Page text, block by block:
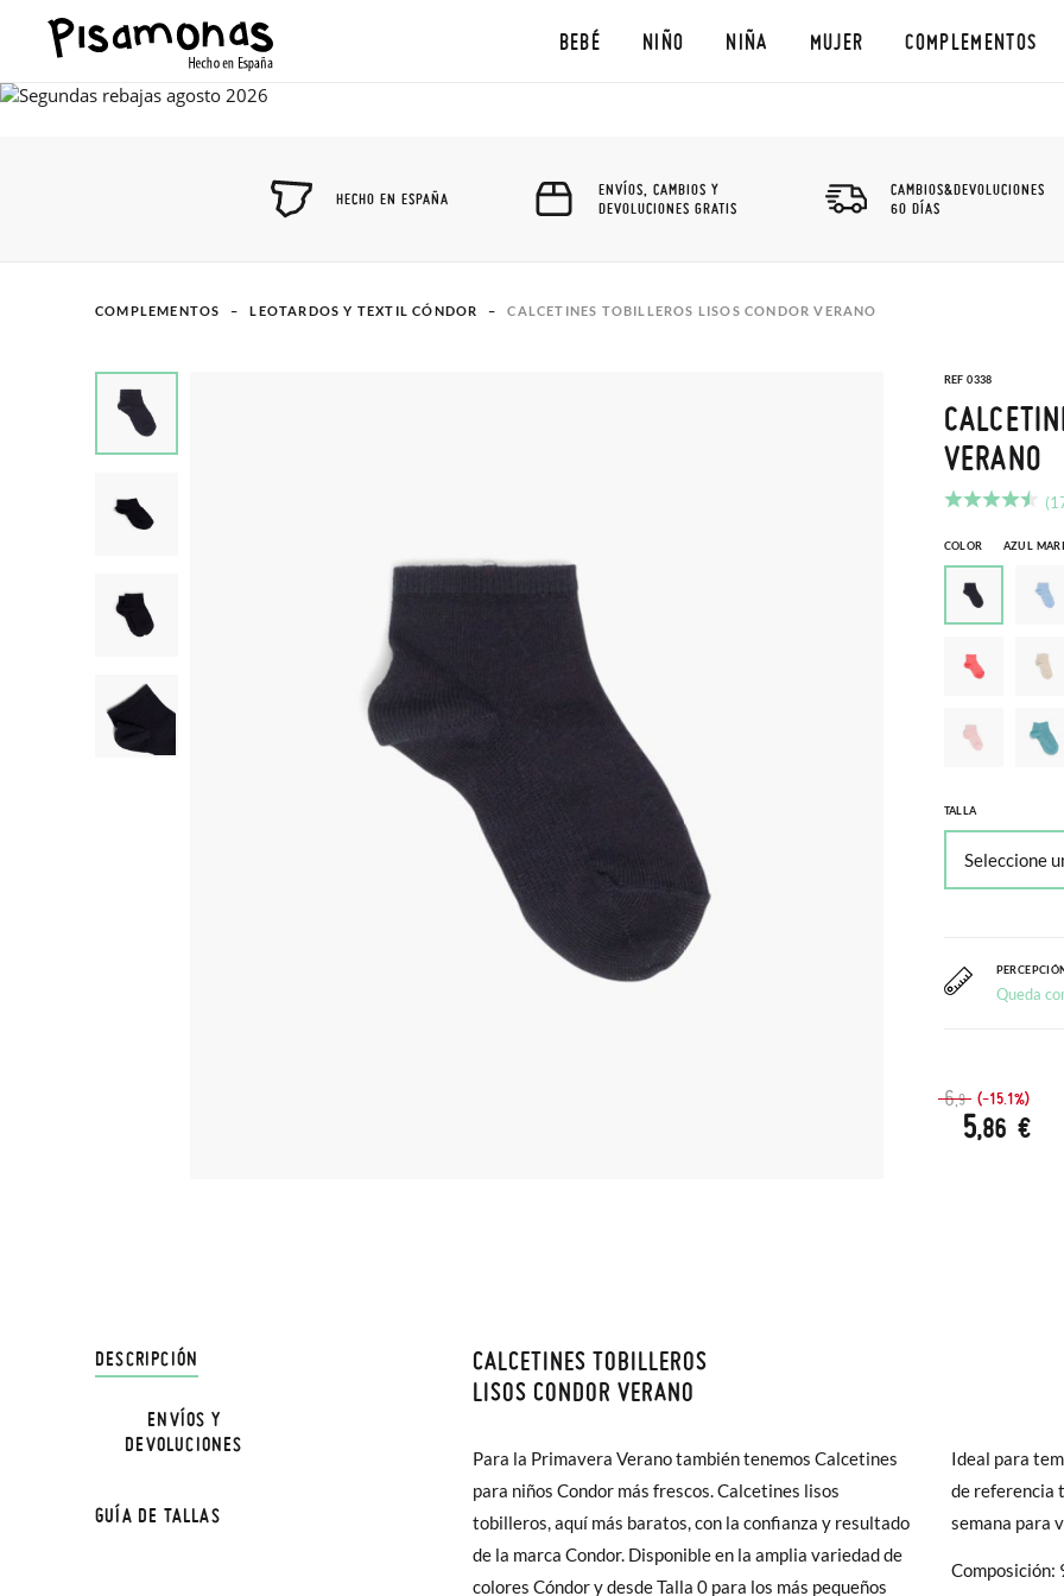
BEBÉ NIÑO NIÑA MUJER COMPLEMENTOS
HECHO EN ESPAÑA
ENVÍOS, CAMBIOS Y
DEVOLUCIONES GRATIS
CAMBIOS&DEVOLUCIONES
60 DÍAS
COMPLEMENTOS LEOTARDOS Y TEXTIL CÓNDOR CALCETINES TOBILLEROS LISOS CONDOR VERANO
REF 0338
VERANO
COLOR AZUL
TALLA
Queda
6,9 (-15.1%)
5,86 €
DESCRIPCIÓN
CALCETINES TOBILLEROS
LISOS CONDOR VERANO
Para la Primavera Verano también tenemos Calcetines
para niños Condor más frescos. Calcetines lisos
tobilleros, aquí más baratos, con la confianza y resultado
de la marca Condor. Disponible en la amplia variedad de
colores Cóndor y desde Talla 0 para los más pequeños
Ideal para
de referencia
semana para
Composición:
ENVÍOS Y
DEVOLUCIONES
En Pisamonas todos los Envíos son GRATIS y los Cambios de Talla/Color
hasta en 60 días. ¡Te acercamos nuestra tienda física hasta la puerta de tu
Además del envío estándar gratuito (2-3 días laborables), en caso de que
poco más (3,95€) elegir Envío Urgente en Península.
En Baleares el tiempo de envío es de 3-4 días laborables.
Sólo en Pisamonas envíos y cambios gratis, sin importe mínimo, sin
GUÍA DE TALLAS
TALLA 000 00 0 2 4
Calzado
15-19 15-19 15-19 19-22